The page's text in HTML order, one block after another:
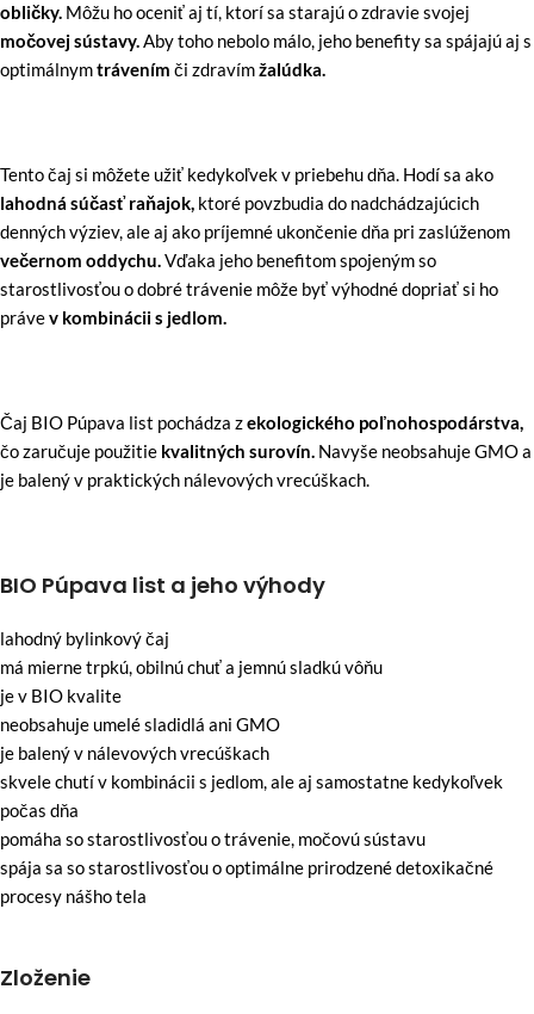
obličky. Môžu ho oceniť aj tí, ktorí sa starajú o zdravie svojej
močovej sústavy.Aby toho nebolo málo, jeho benefity sa spájajú aj s
optimálnymtrávením či zdravímžalúdka.
Tento čaj si môžete užiť kedykoľvek v priebehu dňa. Hodí sa ako
lahodná súčasť raňajok, ktoré povzbudia do nadchádzajúcich
denných výziev, ale aj ako príjemné ukončenie dňa pri zaslúženom
večernom oddychu.Vďaka jeho benefitom spojeným so
starostlivosťou o dobré trávenie môže byť výhodné dopriať si ho
právev kombinácii s jedlom.
Čaj BIO Púpava list pochádza zekologického poľnohospodárstva,
čo zaručuje použitie kvalitných surovín. Navyše neobsahuje GMO a
je balený v praktických nálevových vrecúškach.
BIO Púpava list a jeho výhody
lahodný bylinkový čaj
má mierne trpkú, obilnú chuť a jemnú sladkú vôňu
je v BIO kvalite
neobsahuje umelé sladidlá ani GMO
je balený v nálevových vrecúškach
skvele chutí v kombinácii s jedlom, ale aj samostatne kedykoľvek
počas dňa
pomáha so starostlivosťou o trávenie, močovú sústavu
spája sa so starostlivosťou o optimálne prirodzené detoxikačné
procesy nášho tela
Zloženie